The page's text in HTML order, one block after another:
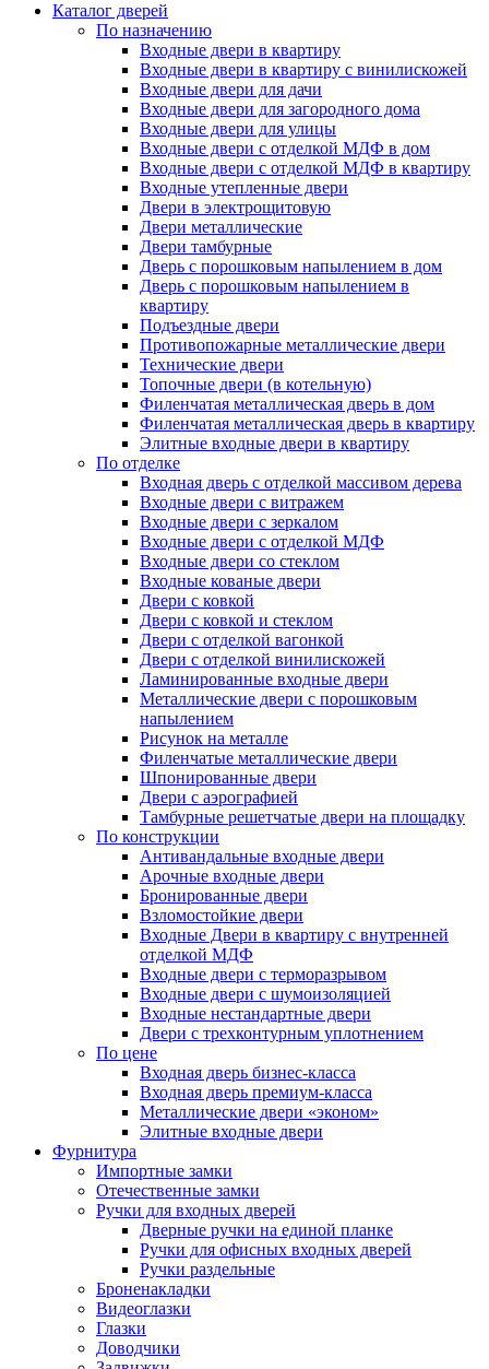
Каталог дверей
По назначению
Входные двери в квартиру
Входные двери в квартиру с винилискожей
Входные двери для дачи
Входные двери для загородного дома
Входные двери для улицы
Входные двери с отделкой МДФ в дом
Входные двери с отделкой МДФ в квартиру
Входные утепленные двери
Двери в электрощитовую
Двери металлические
Двери тамбурные
Дверь с порошковым напылением в дом
Дверь с порошковым напылением в
квартиру
Подъездные двери
Противопожарные металлические двери
Технические двери
Топочные двери (в котельную)
Филенчатая металлическая дверь в дом
Филенчатая металлическая дверь в квартиру
Элитные входные двери в квартиру
По отделке
Входная дверь с отделкой массивом дерева
Входные двери с витражем
Входные двери с зеркалом
Входные двери с отделкой МДФ
Входные двери со стеклом
Входные кованые двери
Двери с ковкой
Двери с ковкой и стеклом
Двери с отделкой вагонкой
Двери с отделкой винилискожей
Ламинированные входные двери
Металлические двери с порошковым
напылением
Рисунок на металле
Филенчатые металлические двери
Шпонированные двери
Двери с аэрографией
Тамбурные решетчатые двери на площадку
По конструкции
Антивандальные входные двери
Арочные входные двери
Бронированные двери
Взломостойкие двери
Входные Двери в квартиру с внутренней
отделкой МДФ
Входные двери с терморазрывом
Входные двери с шумоизоляцией
Входные нестандартные двери
Двери с трехконтурным уплотнением
По цене
Входная дверь бизнес-класса
Входная дверь премиум-класса
Металлические двери «эконом»
Элитные входные двери
Фурнитура
Импортные замки
Отечественные замки
Ручки для входных дверей
Дверные ручки на единой планке
Ручки для офисных входных дверей
Ручки раздельные
Броненакладки
Видеоглазки
Глазки
Доводчики